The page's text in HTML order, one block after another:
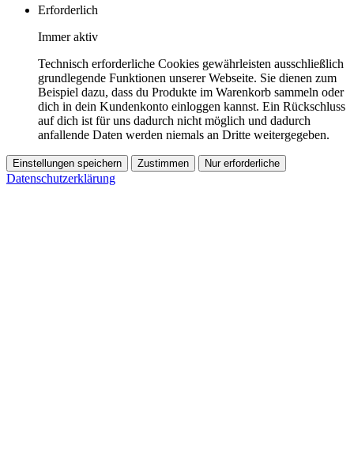
Erforderlich
Immer aktiv
Technisch erforderliche Cookies gewährleisten ausschließlich
grundlegende Funktionen unserer Webseite. Sie dienen zum
Beispiel dazu, dass du Produkte im Warenkorb sammeln oder
dich in dein Kundenkonto einloggen kannst. Ein Rückschluss
auf dich ist für uns dadurch nicht möglich und dadurch
anfallende Daten werden niemals an Dritte weitergegeben.
Einstellungen speichern Zustimmen Nur erforderliche
Datenschutzerklärung